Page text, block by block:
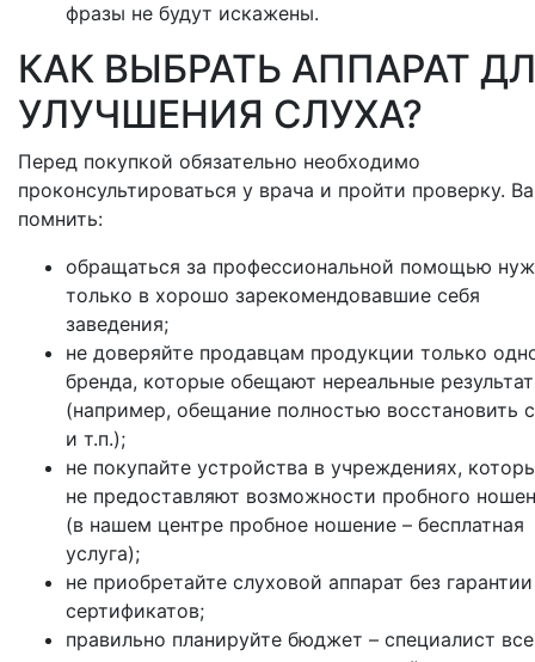
фразы не будут искажены.
КАК ВЫБРАТЬ АППАРАТ
УЛУЧШЕНИЯ СЛУХА?
Перед покупкой обязательно необходимо
проконсультироваться у врача и пройти проверку.
помнить:
обращаться за профессиональной помощью
только в хорошо зарекомендовавшие себя
заведения;
не доверяйте продавцам продукции только
бренда, которые обещают нереальные
(например, обещание полностью восстановить
и т.п.);
не покупайте устройства в учреждениях,
не предоставляют возможности пробного
(в нашем центре пробное ношение – бесплатная
услуга);
не приобретайте слуховой аппарат без
сертификатов;
правильно планируйте бюджет – специалист